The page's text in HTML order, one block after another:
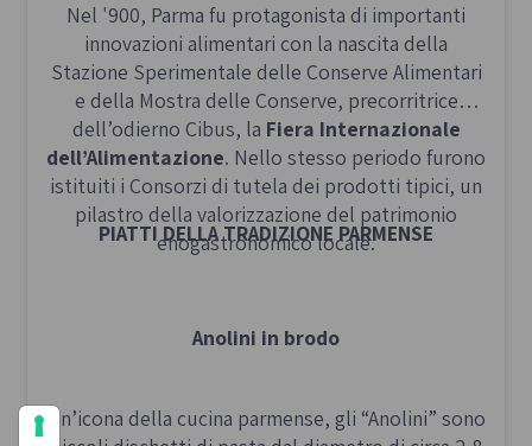
Nel '900, Parma fu protagonista di importanti
innovazioni alimentari con la nascita della
Stazione Sperimentale delle Conserve Alimentari
e della Mostra delle Conserve, precorritrice
dell’odierno Cibus, la Fiera Internazionale
dell’Alimentazione. Nello stesso periodo furono
istituiti i Consorzi di tutela dei prodotti tipici, un
pilastro della valorizzazione del patrimonio
enogastronomico locale.
PIATTI DELLA TRADIZIONE PARMENSE
Anolini in brodo
Un’icona della cucina parmense, gli “Anolini” sono